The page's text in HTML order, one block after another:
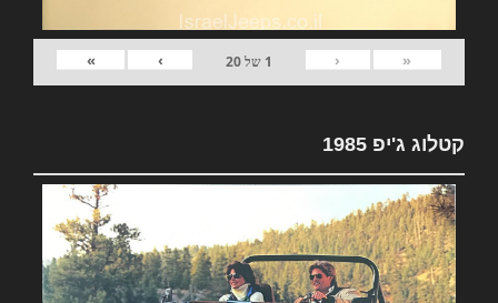
«
‹
1 של20
›
»
קטלוג ג'יפ 1985